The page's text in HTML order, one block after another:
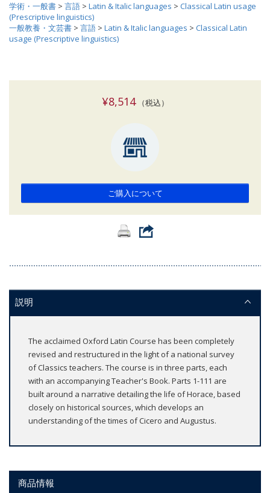
学術・一般書 > 言語 > Latin & Italic languages > Classical Latin usage
(Prescriptive linguistics)
一般教養・文芸書 > 言語 > Latin & Italic languages > Classical Latin
usage (Prescriptive linguistics)
¥8,514（税込）
ご購入について
説明
The acclaimed Oxford Latin Course has been completely
revised and restructured in the light of a national survey
of Classics teachers. The course is in three parts, each
with an accompanying Teacher's Book. Parts 1-111 are
built around a narrative detailing the life of Horace, based
closely on historical sources, which develops an
understanding of the times of Cicero and Augustus.
商品情報